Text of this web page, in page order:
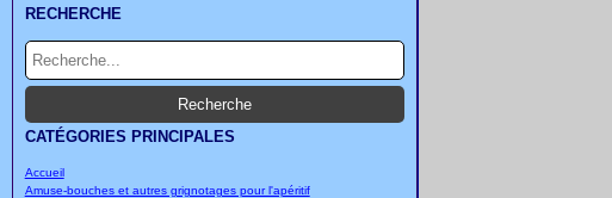
RECHERCHE
CATÉGORIES PRINCIPALES
Accueil
Amuse-bouches et autres grignotages pour l'apéritif